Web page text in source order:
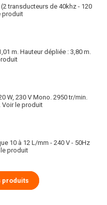
transducteurs de 40khz - 120
produit
m. Hauteur dépliée : 3,80 m.
W, 230 V Mono. 2950 tr/min.
Voir le produit
10 à 12 L/mm - 240 V - 50Hz
produit
produits